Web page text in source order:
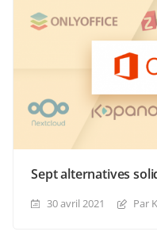
Sept alternatives
30 avril 2021 Par